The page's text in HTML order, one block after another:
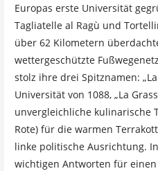
Europas erste Universität
Tagliatelle al Ragù und
über 62 Kilometern
wettergeschützte
stolz ihre drei Spitznamen:
Universität von 1088, „La
unvergleichliche kulinarische
Rote) für die warmen
linke politische Ausrichtung.
wichtigen Antworten für